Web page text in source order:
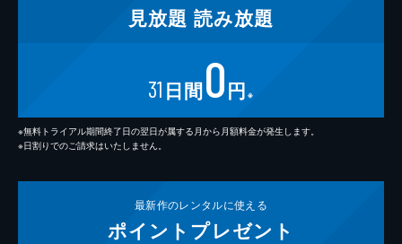
見放題 読み放題
31 日間0円 ※
※無料トライアル期間終了日の翌日が属する月から月額料金が発生します。
※日割りでのご請求はいたしません。
最新作のレンタルに使える
ポイント プレゼント